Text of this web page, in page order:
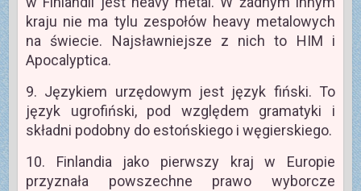
kraju nie ma tylu zespołów heavy metalowych
na świecie. Najsławniejsze z nich to HIM i
Apocalyptica.
9. Językiem urzędowym jest język fiński. To
język ugrofiński, pod względem gramatyki i
składni podobny do estońskiego i węgierskiego.
10. Finlandia jako pierwszy kraj w Europie
przyznała powszechne prawo wyborcze